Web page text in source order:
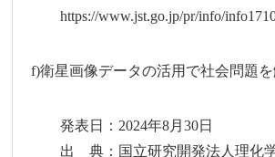
https://www.jst.go.jp/pr/info/
f)衛星画像データの活用で社会問題
発表日：2024年8月30日
出 典：国立研究開発法人理化